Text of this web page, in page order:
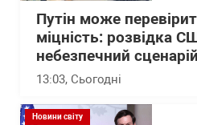
Путін може
міцність: розвідка
небезпечний
13:03, Сьогодні
Новини світу